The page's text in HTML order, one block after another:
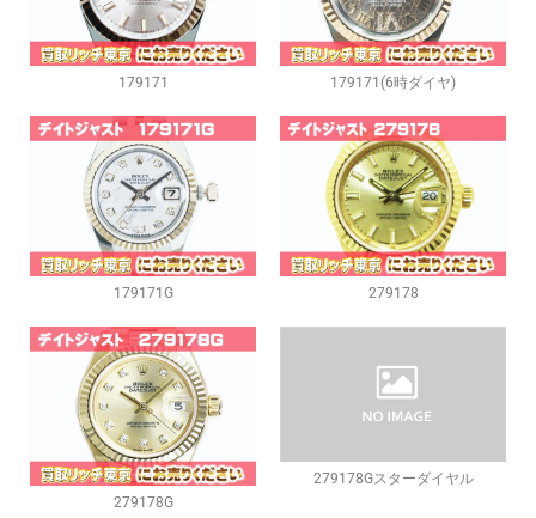
179171 179171(6時ダイヤ)
179171G 279178
279178G
279178Gスターダイヤル